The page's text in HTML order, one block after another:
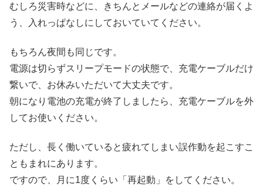
むしろ災害時などに、きちんとメールなどの連絡が届くよ
う、入れっぱなしにしておいていてください。
もちろん夜間も同じです。
電源は切らずスリープモードの状態で、充電ケーブルだけ
繋いで、お休みいただいて大丈夫です。
朝になり電池の充電が終了しましたら、充電ケーブルを外
してお使いください。
ただし、長く働いていると疲れてしまい誤作動を起こすこ
ともまれにあります。
ですので、月に1度くらい「再起動」をしてください。